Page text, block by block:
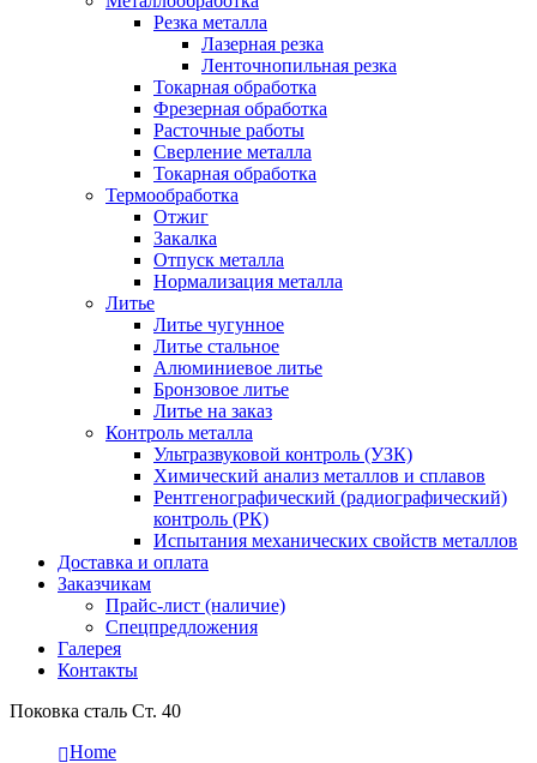
Резка металла
Лазерная резка
Ленточнопильная резка
Токарная обработка
Фрезерная обработка
Расточные работы
Сверление металла
Токарная обработка
Термообработка
Отжиг
Закалка
Отпуск металла
Нормализация металла
Литье
Литье чугунное
Литье стальное
Алюминиевое литье
Бронзовое литье
Литье на заказ
Контроль металла
Ультразвуковой контроль (УЗК)
Химический анализ металлов и сплавов
Рентгенографический (радиографический)
контроль (РК)
Испытания механических свойств металлов
Доставка и оплата
Заказчикам
Прайс-лист (наличие)
Спецпредложения
Галерея
Контакты
Поковка сталь Ст. 40
Home